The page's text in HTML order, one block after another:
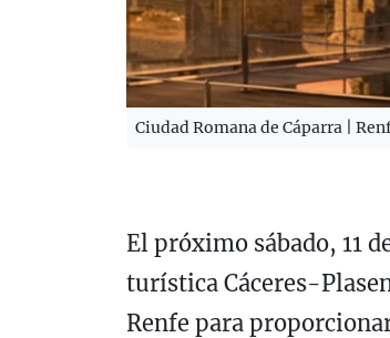
Ciudad Romana de Cáparra |
El próximo sábado, 11
turística Cáceres-
Renfe para